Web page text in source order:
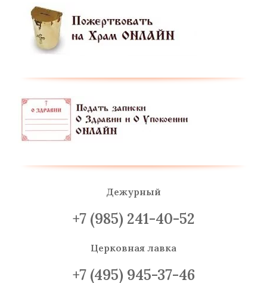
Дежурный
+7 (985) 241-40-52
Церковная лавка
+7 (495) 945-37-46